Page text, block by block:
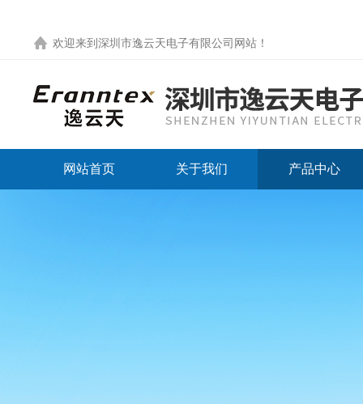
欢迎来到 深圳市逸云天电子有限公司网站 ！
网站首页 关于我们 产品中心